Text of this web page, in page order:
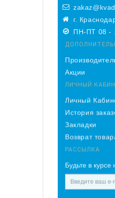
г.
ПН-ПТ 08 -
Акции
ЛИЧНЫЙ
Личный
История
Закладки
Возврат
РАССЫЛКА
Будьте в